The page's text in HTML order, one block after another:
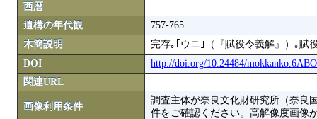
西暦
遺構の年代観
757-765
木簡説明
完存｡｢ウニ｣（『賦役令義解』）｡賦
DOI
http://doi.org/10.24484/
関連URL
画像利用条件
調査主体が奈良文化財研究所（奈良
件をご確認ください。高解像度画像